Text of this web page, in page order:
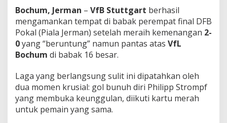
k
e
P
e
e
p
a
t
F
i
Bochum, Jerman – VfB Stuttgart berhasil
mengamankan tempat di babak perempat final DFB
Pokal (Piala Jerman) setelah meraih kemenangan 2-
0yang “beruntung” namun pantas atas VfL
Bochum di babak 16 besar.
Laga yang berlangsung sulit ini dipatahkan oleh
dua momen krusial: gol bunuh diri Philipp Strompf
yang membuka keunggulan, diikuti kartu merah
untuk pemain yang sama.